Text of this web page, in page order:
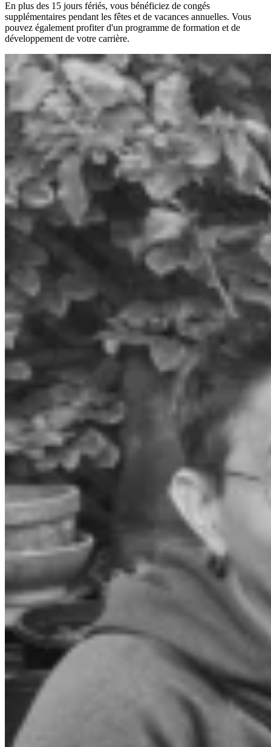
En plus des 15 jours fériés, vous bénéficiez de congés
supplémentaires pendant les fêtes et de vacances annuelles. Vous
pouvez également profiter d'un programme de formation et de
développement de votre carrière.